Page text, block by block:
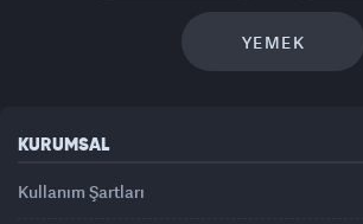
YEMEK
KURUMSAL
Kullanım Şartları